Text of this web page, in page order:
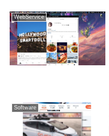
WebService
Software